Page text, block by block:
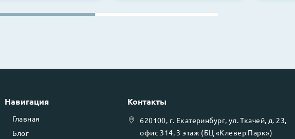
Навигация
Главная
Блог
Контакты
620100, г. Екатеринбург, ул.Ткачей, д. 23,
офис 314, 3 этаж (БЦ «Клевер Парк»)